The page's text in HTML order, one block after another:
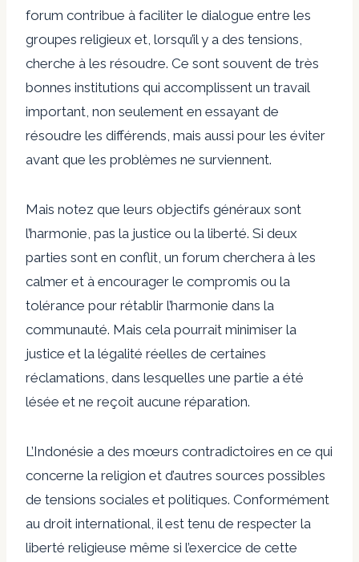
forum contribue à faciliter le dialogue entre les
groupes religieux et, lorsqu’il y a des tensions,
cherche à les résoudre. Ce sont souvent de très
bonnes institutions qui accomplissent un travail
important, non seulement en essayant de
résoudre les différends, mais aussi pour les éviter
avant que les problèmes ne surviennent.
Mais notez que leurs objectifs généraux sont
l’harmonie, pas la justice ou la liberté. Si deux
parties sont en conflit, un forum cherchera à les
calmer et à encourager le compromis ou la
tolérance pour rétablir l’harmonie dans la
communauté. Mais cela pourrait minimiser la
justice et la légalité réelles de certaines
réclamations, dans lesquelles une partie a été
lésée et ne reçoit aucune réparation.
L’Indonésie a des mœurs contradictoires en ce qui
concerne la religion et d’autres sources possibles
de tensions sociales et politiques. Conformément
au droit international, il est tenu de respecter la
liberté religieuse même si l’exercice de cette